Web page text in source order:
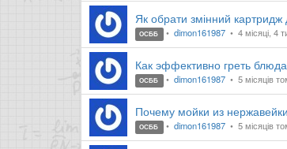
Як обрати змінний
ОСББ dimon161987 4 місяці, 4
Как эффективно греть
ОСББ dimon161987 5 місяців
Почему мойки из
ОСББ dimon161987 5 місяців